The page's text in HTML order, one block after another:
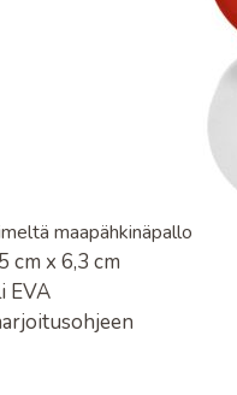
maapähkinäpallo
cm x 6,3 cm
EVA